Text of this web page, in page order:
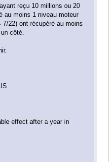
reçu 10 millions ou 20
au moins 1 niveau moteur
22) ont récupéré au moins
côté.
effect after a year in